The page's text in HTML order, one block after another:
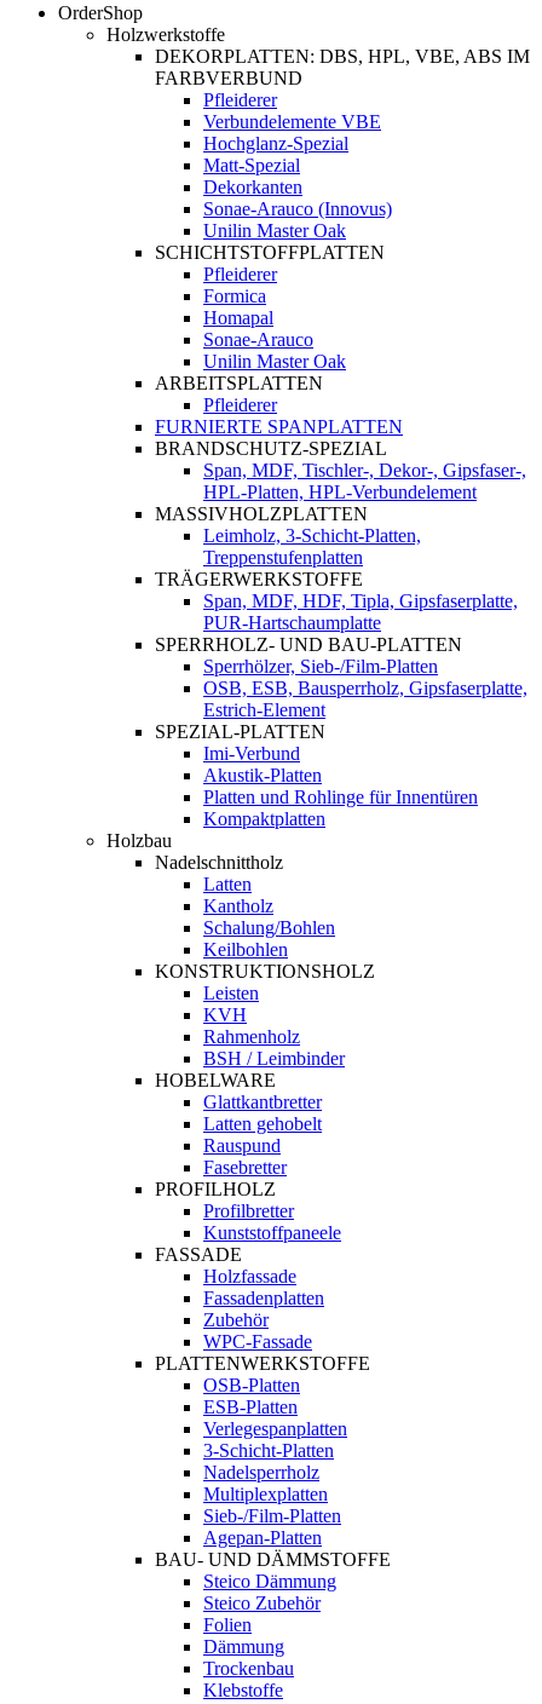
OrderShop
Holzwerkstoffe
DEKORPLATTEN: DBS, HPL, VBE, ABS IM
FARBVERBUND
Pfleiderer
Verbundelemente VBE
Hochglanz-Spezial
Matt-Spezial
Dekorkanten
Sonae-Arauco (Innovus)
Unilin Master Oak
SCHICHTSTOFFPLATTEN
Pfleiderer
Formica
Homapal
Sonae-Arauco
Unilin Master Oak
ARBEITSPLATTEN
Pfleiderer
FURNIERTE SPANPLATTEN
BRANDSCHUTZ-SPEZIAL
Span, MDF, Tischler-, Dekor-, Gipsfaser-,
HPL-Platten, HPL-Verbundelement
MASSIVHOLZPLATTEN
Leimholz, 3-Schicht-Platten,
Treppenstufenplatten
TRÄGERWERKSTOFFE
Span, MDF, HDF, Tipla, Gipsfaserplatte,
PUR-Hartschaumplatte
SPERRHOLZ- UND BAU-PLATTEN
Sperrhölzer, Sieb-/Film-Platten
OSB, ESB, Bausperrholz, Gipsfaserplatte,
Estrich-Element
SPEZIAL-PLATTEN
Imi-Verbund
Akustik-Platten
Platten und Rohlinge für Innentüren
Kompaktplatten
Holzbau
Nadelschnittholz
Latten
Kantholz
Schalung/Bohlen
Keilbohlen
KONSTRUKTIONSHOLZ
Leisten
KVH
Rahmenholz
BSH / Leimbinder
HOBELWARE
Glattkantbretter
Latten gehobelt
Rauspund
Fasebretter
PROFILHOLZ
Profilbretter
Kunststoffpaneele
FASSADE
Holzfassade
Fassadenplatten
Zubehör
WPC-Fassade
PLATTENWERKSTOFFE
OSB-Platten
ESB-Platten
Verlegespanplatten
3-Schicht-Platten
Nadelsperrholz
Multiplexplatten
Sieb-/Film-Platten
Agepan-Platten
BAU- UND DÄMMSTOFFE
Steico Dämmung
Steico Zubehör
Folien
Dämmung
Trockenbau
Klebstoffe